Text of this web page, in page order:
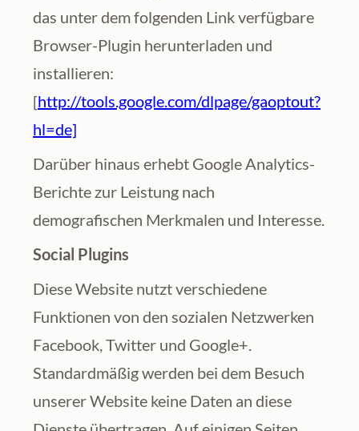
das unter dem folgenden Link verfügbare
Browser-Plugin herunterladen und
installieren:
[http://tools.google.com/dlpage/gaoptout?
hl=de]
Darüber hinaus erhebt Google Analytics-
Berichte zur Leistung nach
demografischen Merkmalen und Interesse.
Social Plugins
Diese Website nutzt verschiedene
Funktionen von den sozialen Netzwerken
Facebook, Twitter und Google+.
Standardmäßig werden bei dem Besuch
unserer Website keine Daten an diese